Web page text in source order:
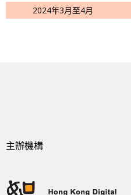
2024年3月至4月
主辦機構